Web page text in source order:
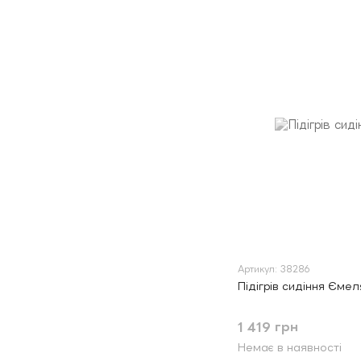
Артикул: 38286
Підігрів сидіння
1 419 грн
Немає в наявності